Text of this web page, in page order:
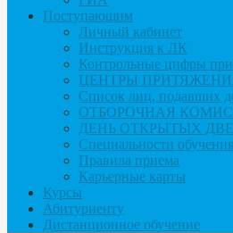
Поступающим
Личный кабинет
Инструкция к ЛК
Контрольные цифры
ЦЕНТРЫ
Список лиц, подавших
ОТБОРОЧНАЯ
ДЕНЬ ОТКРЫТЫХ
Специальности обучения
Правила приема
Карьерные карты
Курсы
Абитуриенту
Дистанционное обучение